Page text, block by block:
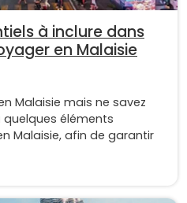
à inclure dans
en Malaisie
Malaisie mais ne savez
éléments
Malaisie, afin de garantir